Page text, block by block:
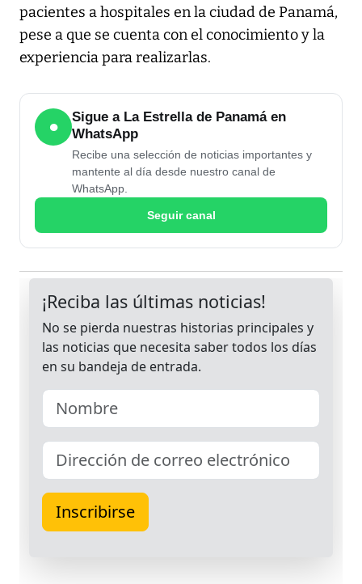
pacientes a hospitales en la ciudad de Panamá,
pese a que se cuenta con el conocimiento y la
experiencia para realizarlas.
●
Sigue a La Estrella de Panamá en
WhatsApp
Recibe una selección de noticias importantes y
mantente al día desde nuestro canal de
WhatsApp.
Seguir canal